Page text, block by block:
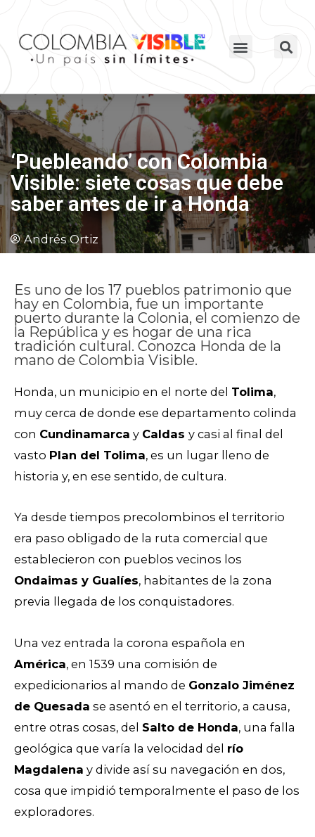
‘Puebleando’ con Colombia
Visible: siete cosas que debe
saber antes de ir a Honda
Andrés Ortiz
Es uno de los 17 pueblos patrimonio que
hay en Colombia, fue un importante
puerto durante la Colonia, el comienzo de
la República y es hogar de una rica
tradición cultural. Conozca Honda de la
mano de Colombia Visible.
Honda, un municipio en el norte del Tolima,
muy cerca de donde ese departamento colinda
con Cundinamarca y Caldas y casi al final del
vasto Plan del Tolima, es un lugar lleno de
historia y, en ese sentido, de cultura.
Ya desde tiempos precolombinos el territorio
era paso obligado de la ruta comercial que
establecieron con pueblos vecinos los
Ondaimas y Gualíes, habitantes de la zona
previa llegada de los conquistadores.
Una vez entrada la corona española en
América, en 1539 una comisión de
expedicionarios al mando de Gonzalo Jiménez
de Quesada se asentó en el territorio, a causa,
entre otras cosas, del Salto de Honda, una falla
geológica que varía la velocidad del río
Magdalena y divide así su navegación en dos,
cosa que impidió temporalmente el paso de los
exploradores.